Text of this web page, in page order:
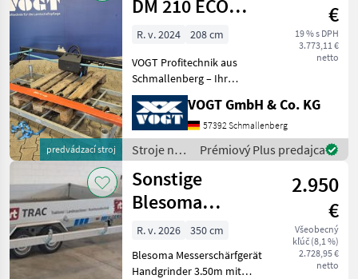
Sonstige
predvádzací stroj
DM 210 ECO
Doppelmesser-
Mähwerk
€
19 % s DPH
3.773,11 €
netto
R. v. 2024
208 cm
VOGT Profitechnik aus
Schmallenberg – Ihr
führender Anbieter für
professionelle
Landschaftspflegetechnik =
Mehrere VOGT-Standorte +
100 Servicepartner in
Deutsch
VOGT GmbH & Co. KG
57392 Schmallenberg
Stroje na
zber
objemových
krmív /
Sonstige
Prémiový Plus predajca
Sonstige
Blesoma
Messerschärfgerät
2.950
€
Všeobecný
kľúč (8,1 %)
2.728,95 €
netto
R. v. 2026
350 cm
Blesoma Messerschärfgerät
Handgrinder 3.50m mit